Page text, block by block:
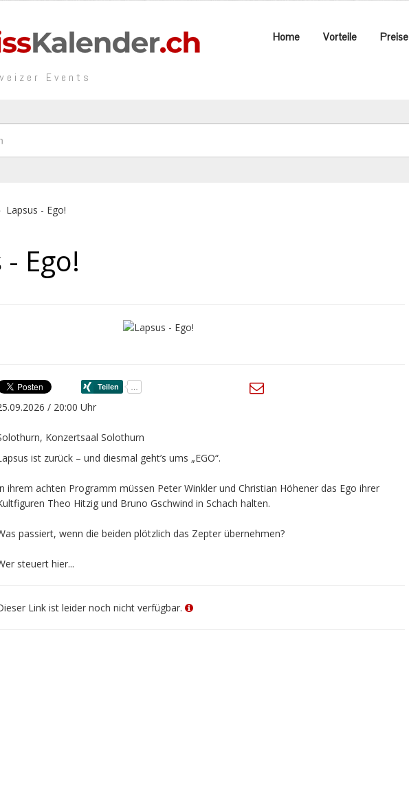
Events
Home Vorteile Preise
Lapsus - Ego!
Ego!
/ 20:00 Uhr
Konzertsaal Solothurn
ist zurück – und diesmal geht’s ums „EGO“.
ihrem achten Programm müssen Peter Winkler und Christian Höhener das Ego ihrer
Theo Hitzig und Bruno Gschwind in Schach halten.
passiert, wenn die beiden plötzlich das Zepter übernehmen?
steuert hier...
Link ist leider noch nicht verfügbar.